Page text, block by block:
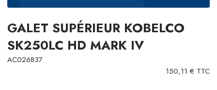
GALET SUPÉRIEUR KOBELCO
SK250LC HD MARK IV
AC026837
150,11 € TTC